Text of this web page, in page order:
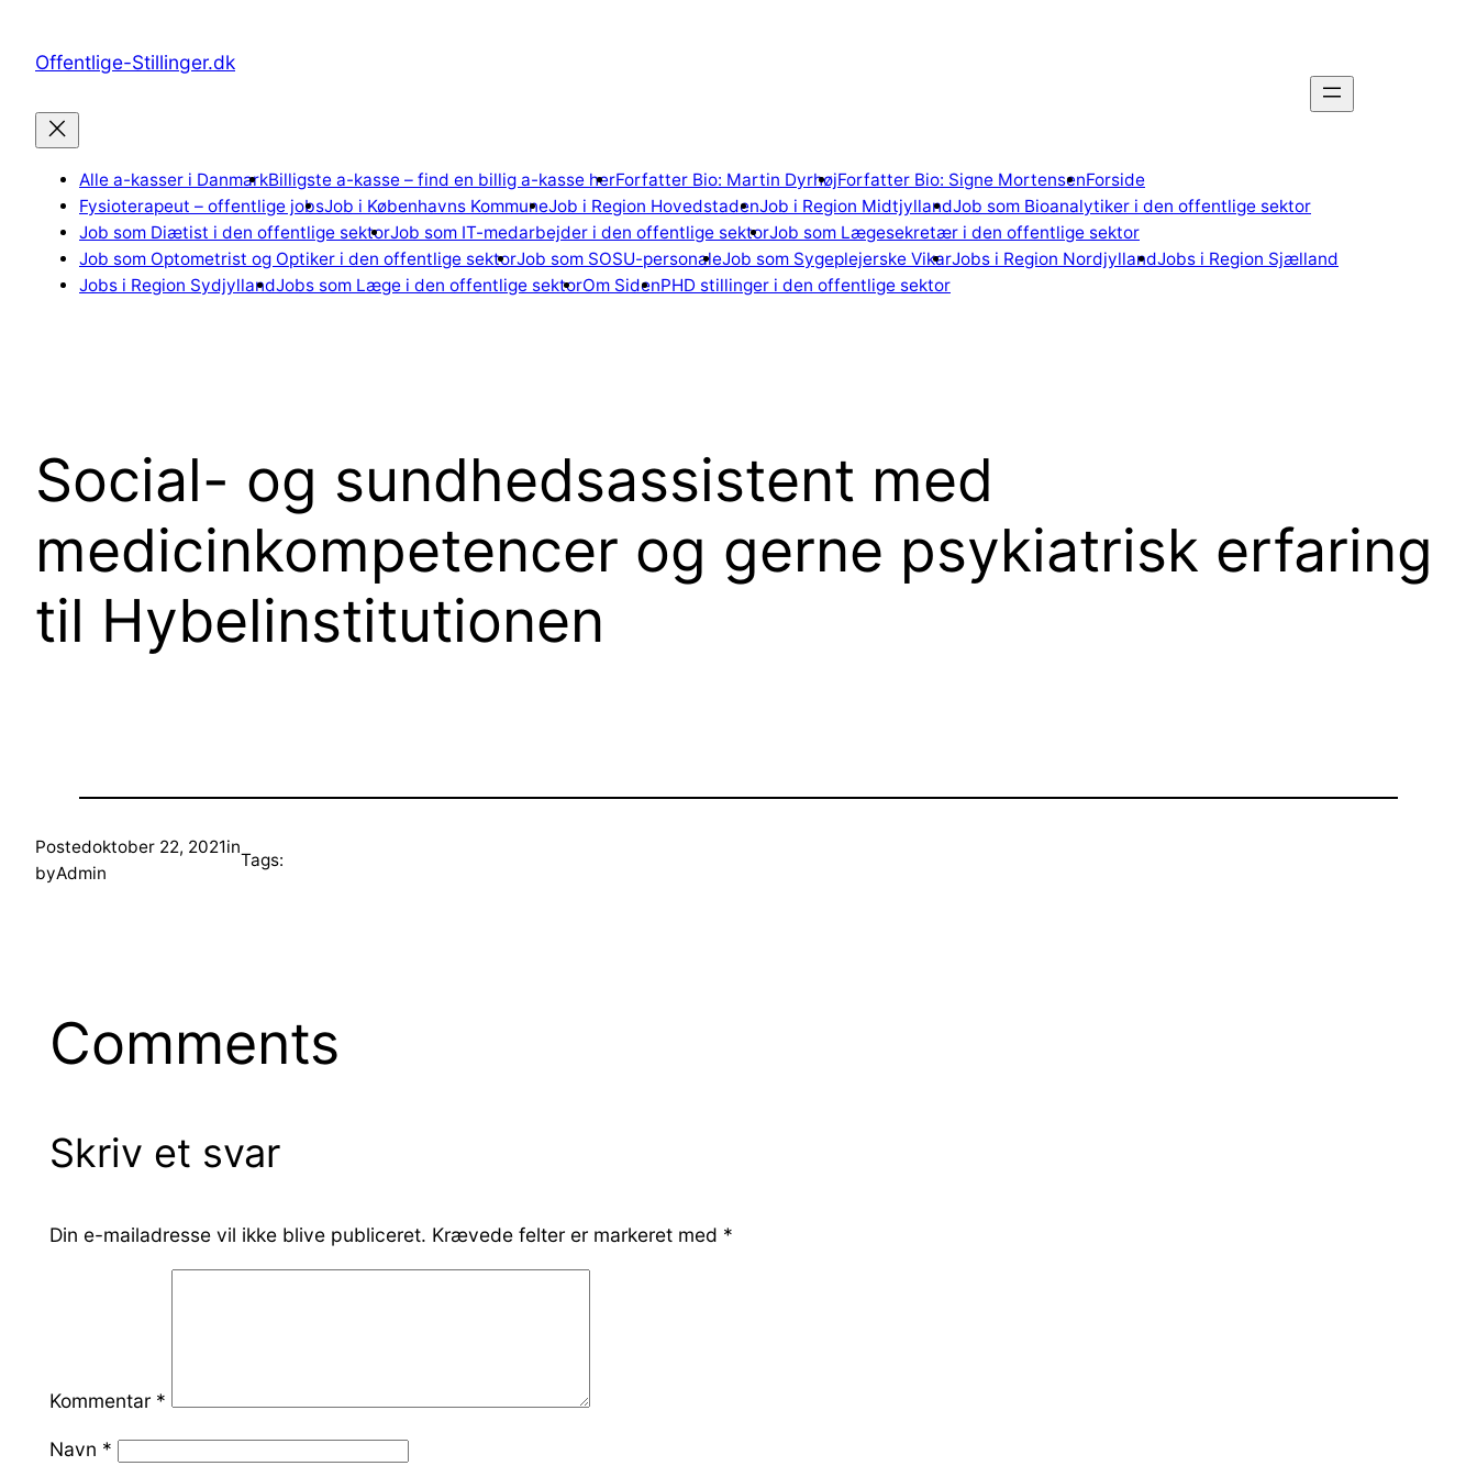
indholdOffentlige-Stillinger.dk
Alle a-kasser i DanmarkBilligste a-kasse – find en billig a-kasse herForfatter Bio: Martin DyrhøjForfatter Bio: Signe MortensenForside
Fysioterapeut – offentlige jobsJob i Københavns KommuneJob i Region HovedstadenJob i Region MidtjyllandJob som Bioanalytiker i den offentlige sektor
Job som Diætist i den offentlige sektorJob som IT-medarbejder i den offentlige sektorJob som Lægesekretær i den offentlige sektor
Job som Optometrist og Optiker i den offentlige sektorJob som SOSU-personaleJob som Sygeplejerske VikarJobs i Region NordjyllandJobs i Region Sjælland
Jobs i Region SydjyllandJobs som Læge i den offentlige sektorOm SidenPHD stillinger i den offentlige sektor
Social- og sundhedsassistent med
medicinkompetencer og gerne psykiatrisk erfaring
til Hybelinstitutionen
Postedoktober 22, 2021in
byAdmin
Tags:
Comments
Skriv et svar
Din e-mailadresse vil ikke blive publiceret. Krævede felter er markeret med *
Kommentar *
Navn *